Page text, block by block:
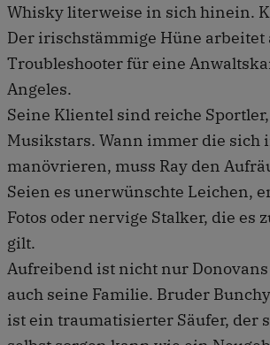
Whisky literweise in sich hinein.
Der irischstämmige Hüne arbeitet
Troubleshooter für eine
Angeles.
Seine Klientel sind reiche
Musikstars. Wann immer die sich
manövrieren, muss Ray den
Seien es unerwünschte Leichen,
Fotos oder nervige Stalker, die es
gilt.
Aufreibend ist nicht nur Donovans
auch seine Familie. Bruder
ist ein traumatisierter Säufer, der